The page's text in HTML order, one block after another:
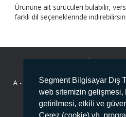
Segment Bilgisayar Dış
web sitemizin gelişmesi,
getirilmesi, etkili ve
Ürününe ait sürücüleri bulabilir,
farklı dil seçeneklerinde
A -
Deliklikaya Mahallesi Fersah
ARNAVUTKÖY/
T - 444 78